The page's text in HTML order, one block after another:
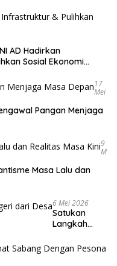
AD Hadirkan
Sosial Ekonomi
17
Mei
Pangan Menjaga
9
M
Masa Lalu dan
6 Mei 2026
Satukan
Langkah
Negeri dari
Desa